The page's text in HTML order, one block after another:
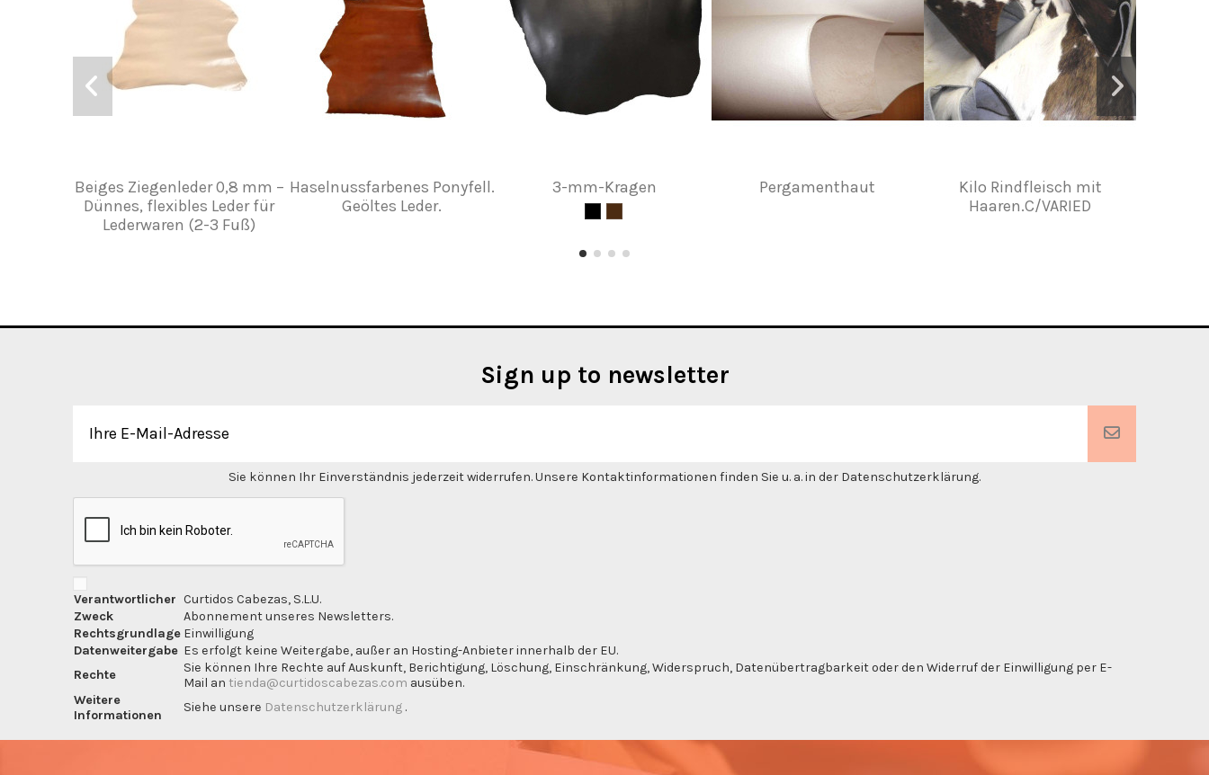
Beiges Ziegenleder 0,8 mm –
Dünnes, flexibles Leder für
Lederwaren (2-3 Fuß)
Haselnussfarbenes Ponyfell.
Geöltes Leder.
3-mm-Kragen Pergamenthaut
Kilo Rindfleisch mit
Haaren.C/VARIED
Sign up to newsletter
Sie können Ihr Einverständnis jederzeit widerrufen. Unsere Kontaktinformationen finden Sie u. a. in der Datenschutzerklärung.
Verantwortlicher Curtidos Cabezas, S.L.U.
Zweck
Abonnement unseres Newsletters.
Rechtsgrundlage Einwilligung
Datenweitergabe Es erfolgt keine Weitergabe, außer an Hosting-Anbieter innerhalb der EU.
Rechte
Sie können Ihre Rechte auf Auskunft, Berichtigung, Löschung, Einschränkung, Widerspruch, Datenübertragbarkeit oder den Widerruf der Einwilligung per E-
Mail an tienda@curtidoscabezas.com ausüben.
Weitere
Informationen
Siehe unsere Datenschutzerklärung .